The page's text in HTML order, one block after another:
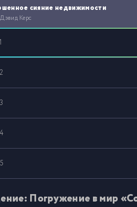
сияние недвижимости
Керс
Погружение в мир